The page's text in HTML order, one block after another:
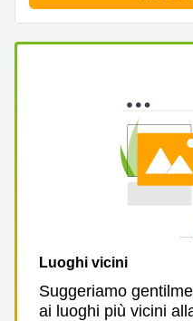
Luoghi vicini
Suggeriamo
ai luoghi più vicini